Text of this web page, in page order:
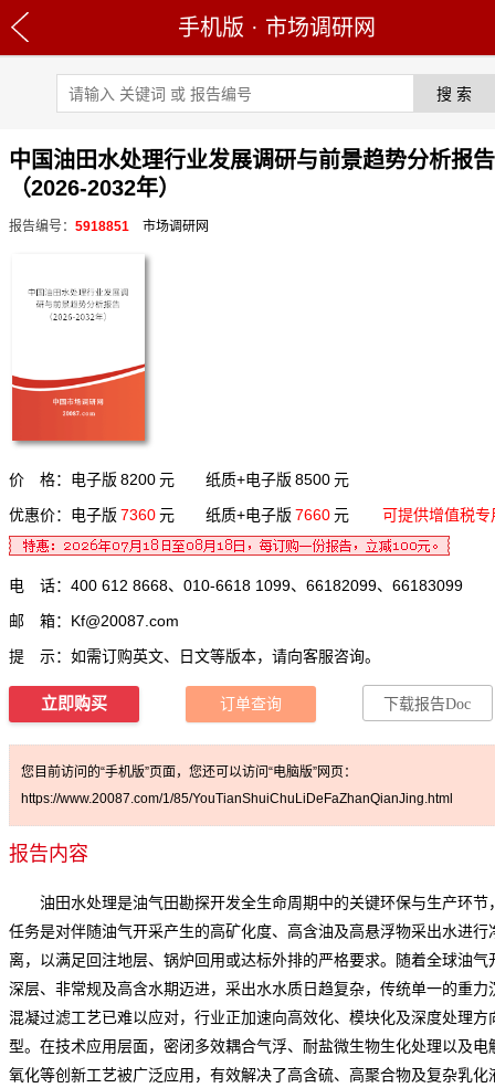
手机版 · 市场调研网
中国油田水处理行业发展调研与前景趋势分析报告
（2026-2032年）
报告编号： 5918851 市场调研网
价 格：电子版 8200 元 纸质+电子版 8500 元
优惠价：电子版 7360 元 纸质+电子版 7660 元 可提供增值税专
电 话：400 612 8668、010-6618 1099、66182099、66183099
邮 箱： Kf@20087.com
提 示：如需订购英文、日文等版本，请向客服咨询。
立即购买 订单查询 下载报告Doc
您目前访问的“手机版”页面，您还可以访问“电脑版”网页：
https://www.20087.com/1/85/YouTianShuiChuLiDeFaZhanQianJing.html
报告内容
油田水处理是油气田勘探开发全生命周期中的关键环保与生产环节
任务是对伴随油气开采产生的高矿化度、高含油及高悬浮物采出水进行
离，以满足回注地层、锅炉回用或达标外排的严格要求。随着全球油气
深层、非常规及高含水期迈进，采出水水质日趋复杂，传统单一的重力
混凝过滤工艺已难以应对，行业正加速向高效化、模块化及深度处理方
型。在技术应用层面，密闭多效耦合气浮、耐盐微生物生化处理以及电
氧化等创新工艺被广泛应用，有效解决了高含硫、高聚合物及复杂乳化